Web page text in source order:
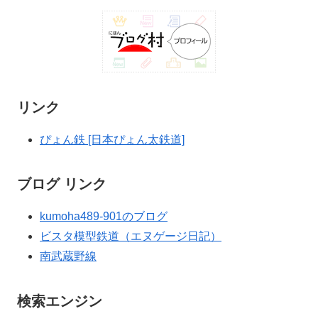
リンク
ぴょん鉄 [日本ぴょん太鉄道]
ブログ リンク
kumoha489-901のブログ
ビスタ模型鉄道（エヌゲージ日記）
南武蔵野線
検索エンジン